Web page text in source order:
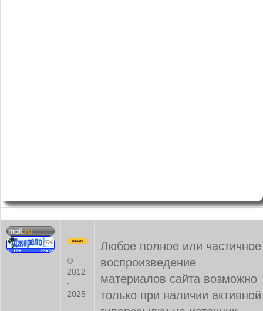
©
2012
-
2025
Любое полное или частичное
воспроизведение
материалов сайта возможно
только при наличии активной